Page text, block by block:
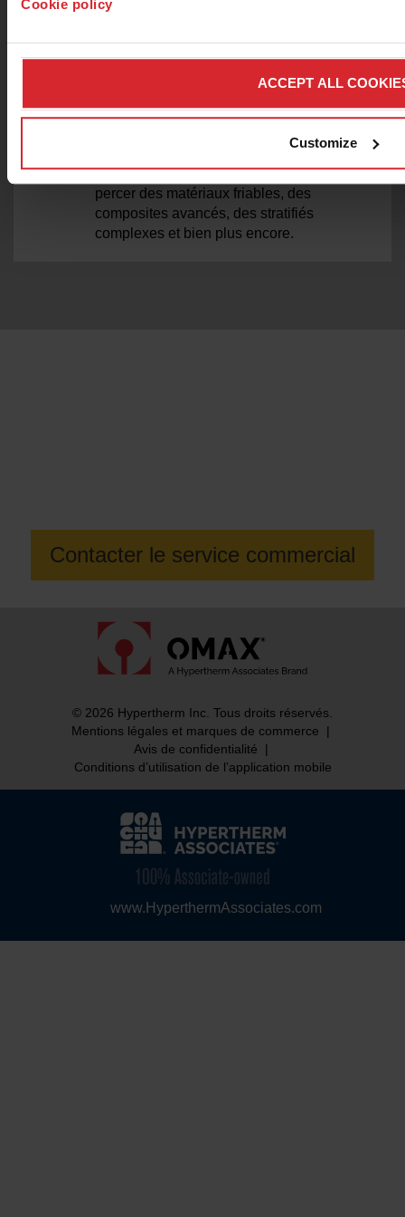
Cookie policy
ACCEPT ALL
Customize
COLLISION SUR TERRAIN)
Utilisé avec la tête de coupe AJet/VersaJET,
compenser les irrégularités dans la surface
du matériau.
L’assistance au vide OMAX est idéale pour
percer des matériaux friables, des
composites avancés, des stratifiés
complexes et bien plus encore.
Contacter le service commercial
© 2026 Hypertherm Inc. Tous droits réservés.
Mentions légales et marques de commerce
|
Avis de confidentialité
|
Conditions d’utilisation de l’application mobile
www.HyperthermAssociates.com